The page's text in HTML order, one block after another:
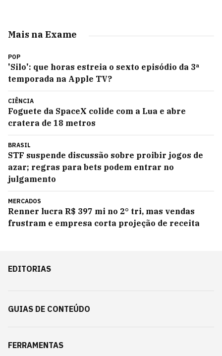
Mais na Exame
POP
'Silo': que horas estreia o sexto episódio da 3ª
temporada na Apple TV?
CIÊNCIA
Foguete da SpaceX colide com a Lua e abre
cratera de 18 metros
BRASIL
STF suspende discussão sobre proibir jogos de
azar; regras para bets podem entrar no
julgamento
MERCADOS
Renner lucra R$ 397 mi no 2° tri, mas vendas
frustram e empresa corta projeção de receita
EDITORIAS
GUIAS DE CONTEÚDO
FERRAMENTAS